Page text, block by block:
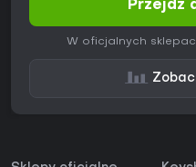
Przejdź
W oficjalnych